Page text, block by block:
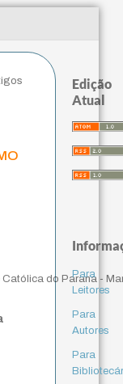
Católica do Parana -
Edição
Atual
Para
Leitores
Para
Autores
Para